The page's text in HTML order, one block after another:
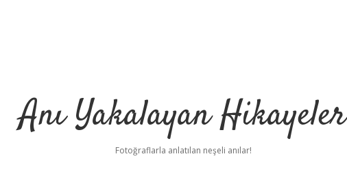
Anı Yakalayan Hikayeler
Fotoğraflarla anlatılan neşeli anılar!